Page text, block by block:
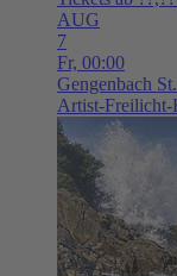
AUG
7
Fr, 00:00
Gengenbach
Artist-Freilicht-